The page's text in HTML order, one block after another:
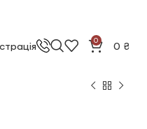
0 0 ₴